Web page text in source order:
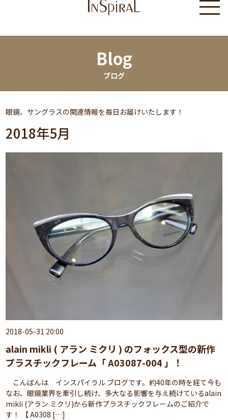
Blog
ブログ
眼鏡、サングラスの関連情報を毎日お届けいたします！
2018年5月
2018-05-31 20:00
alain mikli ( アラン ミクリ ) のフォックス型の新作
プラスチックフレーム「 A03087-004 」！
こんばんは インスパイラル ブログです。約40年の時を経て今も
なお、眼鏡業界を牽引し続け、多大なる影響を与え続けているalain
mikli (アラン ミクリ)から新作プラスチックフレームのご紹介で
す！ 【 A0308 […]